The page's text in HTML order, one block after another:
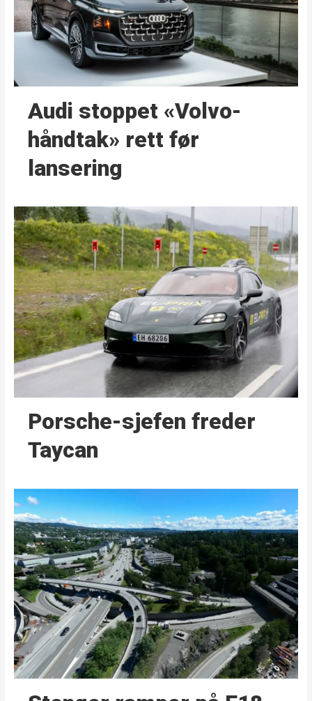
Audi stoppet «Volvo-
håndtak» rett før
lansering
Porsche-sjefen freder
Taycan